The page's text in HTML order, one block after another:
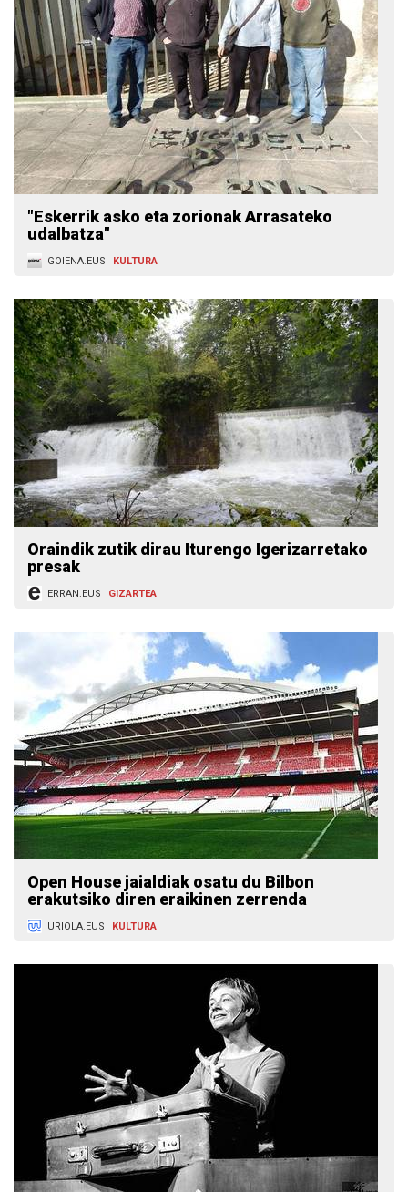
"Eskerrik asko eta zorionak Arrasateko
udalbatza"
GOIENA.EUS KULTURA
Oraindik zutik dirau Iturengo Igerizarretako
presak
ERRAN.EUS GIZARTEA
Open House jaialdiak osatu du Bilbon
erakutsiko diren eraikinen zerrenda
URIOLA.EUS KULTURA